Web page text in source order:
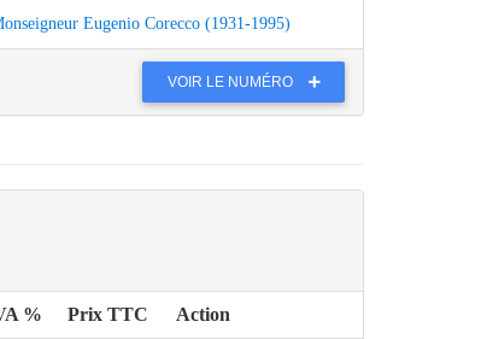
Eugenio Corecco (1931-1995)
VOIR LE NUMÉRO
% Prix TTC Action